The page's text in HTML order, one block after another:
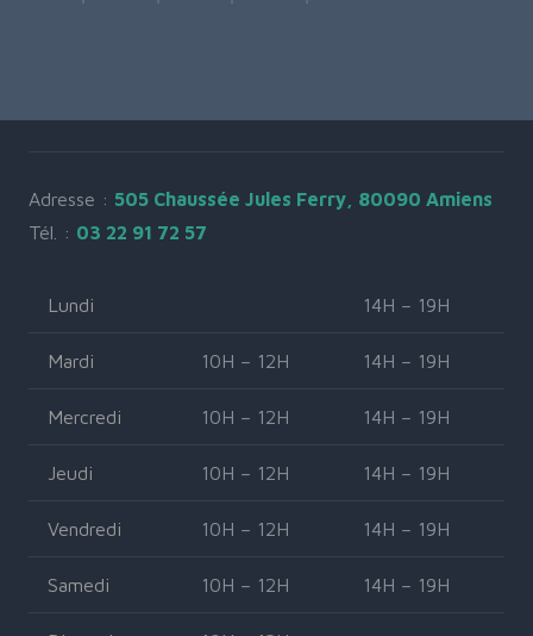
Adresse : 505 Chaussée Jules Ferry, 80090 Amiens
Tél. : 03 22 91 72 57
Lundi 14H – 19H
Mardi 10H – 12H 14H – 19H
Mercredi 10H – 12H 14H – 19H
Jeudi 10H – 12H 14H – 19H
Vendredi 10H – 12H 14H – 19H
Samedi 10H – 12H 14H – 19H